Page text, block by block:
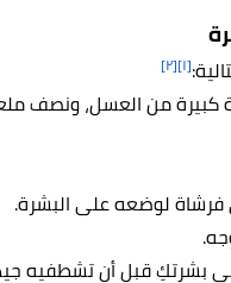
[١] [٢]
من العسل، ونصف
لوضعه على البشرة.